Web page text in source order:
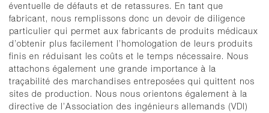
éventuelle de défauts et de retassures. En tant que
fabricant, nous remplissons donc un devoir de diligence
particulier qui permet aux fabricants de produits médicaux
d’obtenir plus facilement l’homologation de leurs produits
finis en réduisant les coûts et le temps nécessaire. Nous
attachons également une grande importance à la
traçabilité des marchandises entreposées qui quittent nos
sites de production. Nous nous orientons également à la
directive de l’Association des ingénieurs allemands (VDI)